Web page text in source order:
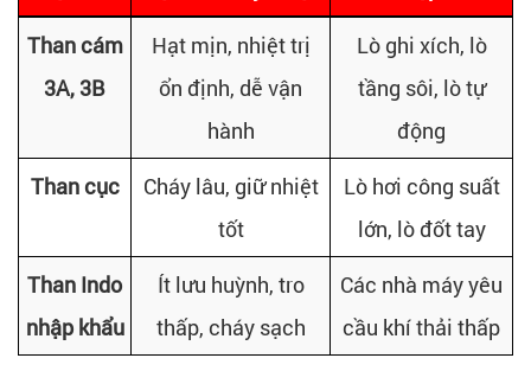
Than cám
3A, 3B
Hạt mịn, nhiệt trị
ổn định, dễ vận
hành
Lò ghi xích, lò
tầng sôi, lò tự
động
Than cục
Cháy lâu, giữ nhiệt
tốt
Lò hơi công suất
lớn, lò đốt tay
Than Indo
nhập khẩu
Ít lưu huỳnh, tro
thấp, cháy sạch
Các nhà máy yêu
cầu khí thải thấp